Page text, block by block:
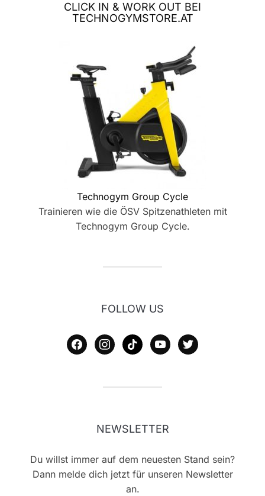
CLICK IN & WORK OUT BEI
TECHNOGYMSTORE.AT
Technogym Group Cycle
Trainieren wie die ÖSV Spitzenathleten mit
Technogym Group Cycle.
FOLLOW US
facebookinstagram
tiktok youtubetwitter
NEWSLETTER
Du willst immer auf dem neuesten Stand sein?
Dann melde dich jetzt für unseren Newsletter
an.